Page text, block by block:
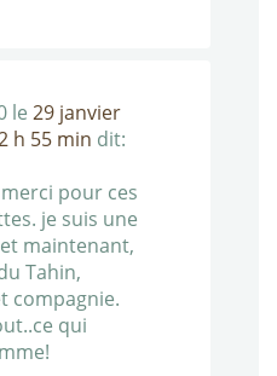
le 29 janvier
h 55 min dit:
pour ces
je suis une
maintenant,
Tahin,
compagnie.
qui